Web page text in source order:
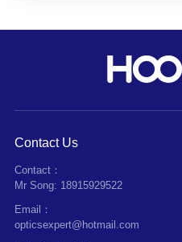
Contact Us
Contact：
Mr Song: 18915929522
Email：
opticsexpert@hotmail.com